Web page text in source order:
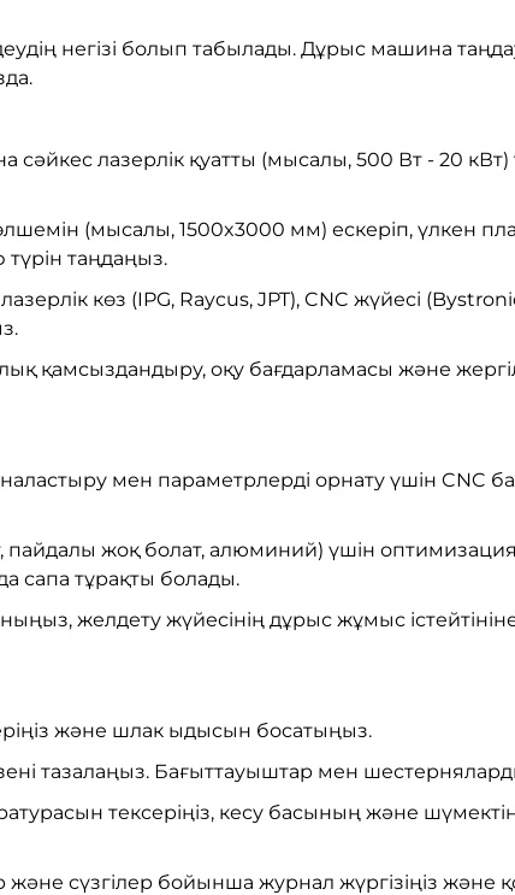
негізі болып табылады. Дұрыс машина
сәйкес лазерлік қуатты (мысалы, 500 Вт - 20
(мысалы, 1500x3000 мм) ескеріп, үлкен
таңдаңыз.
көз (IPG, Raycus, JPT), CNC жүйесі
қамсыздандыру, оқу бағдарламасы және
мен параметрлерді орнату үшін CNC
пайдалы жоқ болат, алюминий) үшін
сапа тұрақты болады.
желдету жүйесінің дұрыс жұмыс
және шлак ыдысын босатыңыз.
тазалаңыз. Бағыттауыштар мен
тексеріңіз, кесу басының және
сүзгілер бойынша журнал жүргізіңіз және